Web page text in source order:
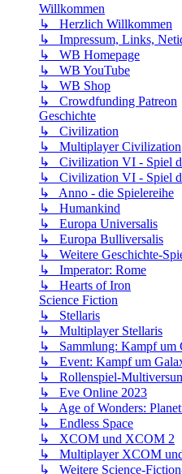
Willkommen
↳ Herzlich Willkommen
↳ Impressum, Links,
↳ WB Homepage
↳ WB YouTube
↳ WB Shop
↳ Crowdfunding Patreon
Geschichte
↳ Civilization
↳ Multiplayer Civilization
↳ Civilization VI - Spiel
↳ Civilization VI - Spiel
↳ Anno - die Spielereihe
↳ Humankind
↳ Europa Universalis
↳ Europa Bulliversalis
↳ Weitere Geschichte-
↳ Imperator: Rome
↳ Hearts of Iron
Science Fiction
↳ Stellaris
↳ Multiplayer Stellaris
↳ Sammlung: Kampf um
↳ Event: Kampf um
↳ Rollenspiel-
↳ Eve Online 2023
↳ Age of Wonders:
↳ Endless Space
↳ XCOM und XCOM 2
↳ Multiplayer XCOM
↳ Weitere Science-